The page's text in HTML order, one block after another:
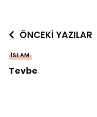
ÖNCEKI YAZILAR
İSLAM
Tevbe